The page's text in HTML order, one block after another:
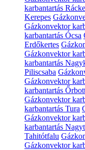
karbantartás
Kerepes
Gázkonvektor
karbantartás Ócsa
Erdőkertes
Gázkonvektor
karbantartás
Piliscsaba
Gázkonvektor
karbantartás
Gázkonvektor
karbantartás Tura
Gázkonvektor
karbantartás
Tahitótfalu
Gázkonvektor